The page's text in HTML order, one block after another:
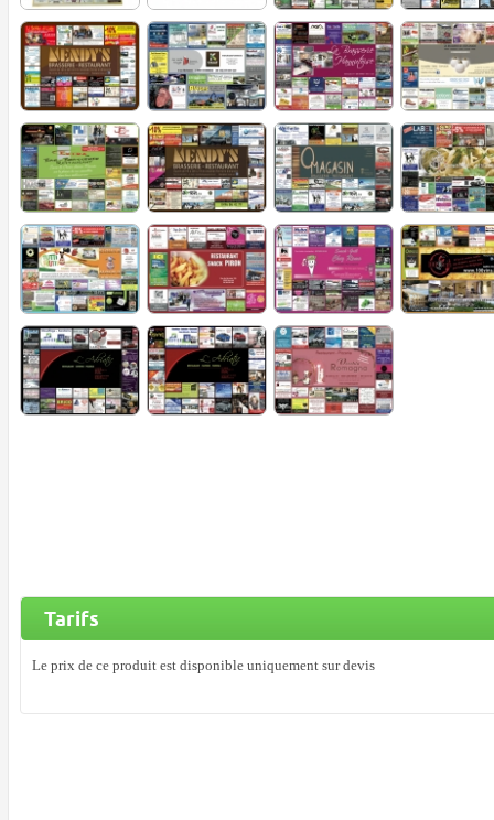
Tarifs
Le prix de ce produit est disponible uniquement sur devis